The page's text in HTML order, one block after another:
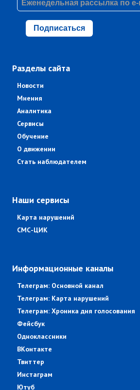
Подписаться
Разделы сайта
Новости
Мнения
Аналитика
Сервисы
Обучение
О движении
Стать наблюдателем
Наши сервисы
Карта нарушений
СМС-ЦИК
Информационные каналы
Телеграм: Основной канал
Телеграм: Карта нарушений
Телеграм: Хроника дня голосования
Фейсбук
Одноклассники
ВКонтакте
Твиттер
Инстаграм
Ютуб